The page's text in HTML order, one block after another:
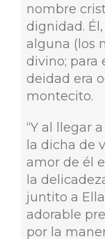
nombre
dignidad.
alguna (los
divino; para
deidad era
montecito.
“Y al llegar
la dicha de
amor de él
la
juntito a
adorable
por la